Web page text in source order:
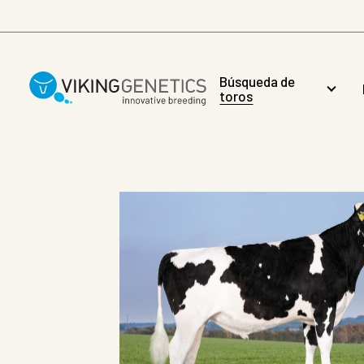
Búsqueda de
toros